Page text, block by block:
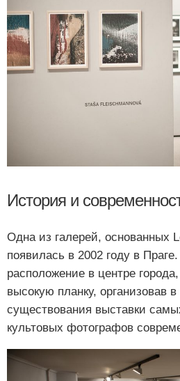
История и
Одна из галерей, основанных
появилась в 2002 году в
расположение в центре
высокую планку, организовав
существования выставки
культовых фотографов